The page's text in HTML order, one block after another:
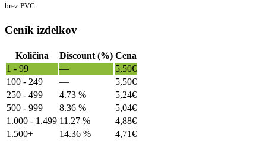
brez PVC.
Cenik izdelkov
Količina Discount (%) Cena
1 - 99
— 5,50€
100 - 249
— 5,50€
250 - 499
4.73 % 5,24€
500 - 999
8.36 % 5,04€
1.000 - 1.499 11.27 % 4,88€
1.500+
14.36 % 4,71€